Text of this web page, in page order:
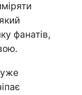
фанатів,